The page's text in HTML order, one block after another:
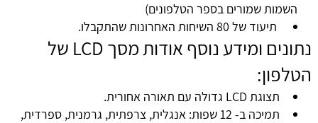
השמות שמורים בספר הטלפונים)
תיעוד של 80 השיחות האחרונות שהתקבלו.
נתונים ומידע נוסף אודות מסך LCD של
הטלפון:
תצוגת LCD גדולה עם תאורה אחורית.
תמיכה ב- 12 שפות: אנגלית, צרפתית, גרמנית, ספרדית,